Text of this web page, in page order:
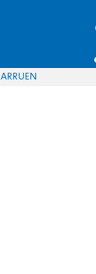
EN
RU
AR